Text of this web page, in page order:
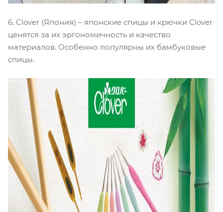
6. Clover (Япония) – японские спицы и крючки Clover
ценятся за их эргономичность и качество
материалов. Особенно популярны их бамбуковые
спицы.